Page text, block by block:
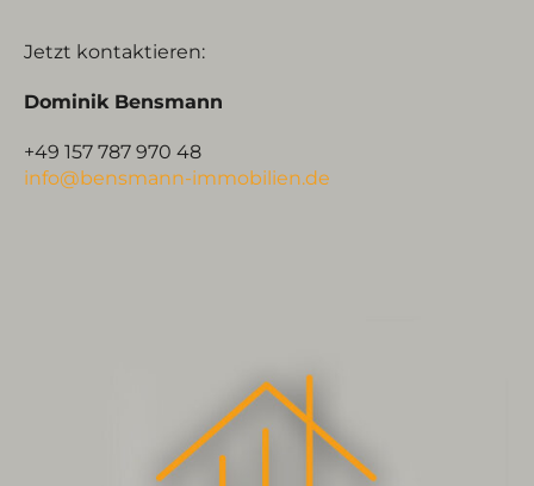
Jetzt kontaktieren:
Dominik Bensmann
+49 157 787 970 48
info@bensmann-immobilien.de